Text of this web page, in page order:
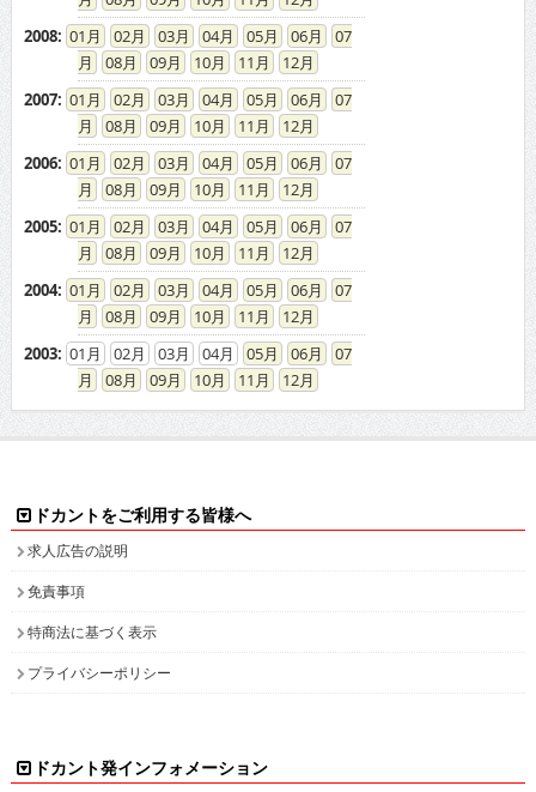
2008: 01 02 03 04 05 06
07
08
09 10 11
12
2007: 01 02 03 04 05 06
07
08
09 10 11
12
2006: 01 02 03 04 05 06
07
08
09 10 11
12
2005: 01 02 03 04 05 06
07
08
09 10 11
12
2004: 01 02 03 04 05 06
07
08
09 10 11
12
2003: 01 02 03 04 05 06
07
08
09 10 11 12
ドカントをご利用する皆様へ
求人広告の説明
免責事項
特商法に基づく表示
プライバシーポリシー
ドカント発インフォメーション